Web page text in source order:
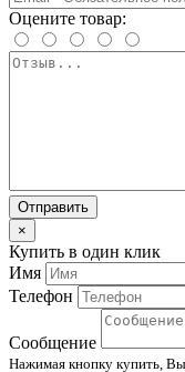
Оцените товар:
Отправить
×
Купить в один клик
Имя
Телефон
Сообщение
Нажимая кнопку купить, Вы